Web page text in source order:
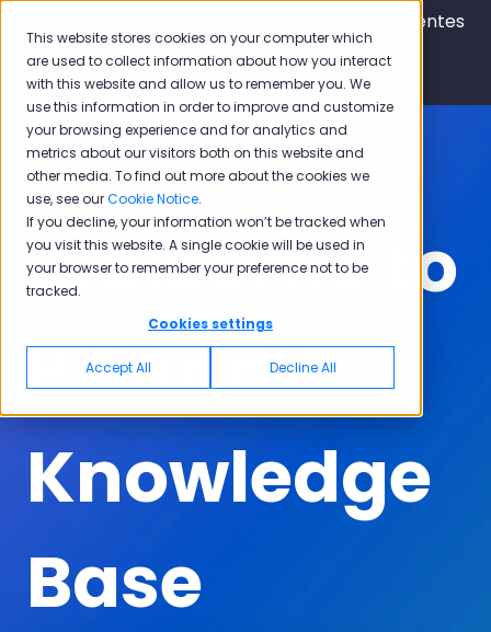
This website stores cookies on your computer which
are used to collect information about how you interact
with this website and allow us to remember you. We
use this information in order to improve and customize
your browsing experience and for analytics and
metrics about our visitors both on this website and
other media. To find out more about the cookies we
use, see ourCookie Notice.
If you decline, your information won’t be tracked when
you visit this website. A single cookie will be used in
your browser to remember your preference not to be
tracked.
Cookies settings
Accept All Decline All
Traducciones de Mostrar
Portal de clientes
Welcome to
Pisano
Knowledge
Base